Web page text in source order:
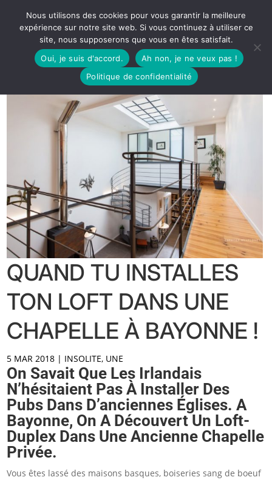
QUAND TU INSTALLES
TON LOFT DANS UNE
CHAPELLE À BAYONNE !
5 MAR 2018 | INSOLITE, UNE
On Savait Que Les Irlandais
N’hésitaient Pas À Installer Des
Pubs Dans D’anciennes Églises. A
Bayonne, On A Découvert Un Loft-
Duplex Dans Une Ancienne Chapelle
Privée.
Vous êtes lassé des maisons basques, boiseries sang de boeuf
Nous utilisons des cookies pour vous garantir la meilleure
expérience sur notre site web. Si vous continuez à utiliser ce
site, nous supposerons que vous en êtes satisfait.
Oui, je suis d'accord.
Ah non, je ne veux pas !
Politique de confidentialité